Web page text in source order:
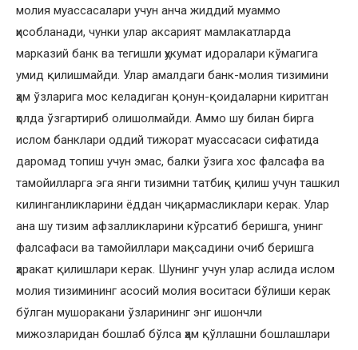
молия муассасалари учун анча жиддий муаммо
ҳисобланади, чунки улар аксарият мамлакатларда
марказий банк ва тегишли ҳукумат идоралари кўмагига
умид қилишмайди. Улар амалдаги банк-молия тизимини
ҳам ўзларига мос келадиган қонун-қоидаларни киритган
ҳолда ўзгартириб олишолмайди. Аммо шу билан бирга
ислом банклари оддий тижорат муассасаси сифатида
даромад топиш учун эмас, балки ўзига хос фалсафа ва
тамойилларга эга янги тизимни татбиқ қилиш учун ташкил
килинганликларини ёддан чиқармасликлари керак. Улар
ана шу тизим афзалликларини кўрсатиб беришга, унинг
фалсафаси ва тамойиллари мақсадини очиб беришга
ҳаракат қилишлари керак. Шунинг учун улар аслида ислом
молия тизимининг асосий молия воситаси бўлиши керак
бўлган мушоракани ўзларининг энг ишончли
мижозларидан бошлаб бўлса ҳам қўллашни бошлашлари